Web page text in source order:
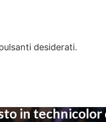
in technicolor
desiderati.